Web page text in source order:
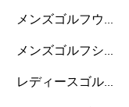
メンズゴルフウェ
メンズゴルフシュ
レディースゴルフ